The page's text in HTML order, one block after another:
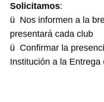
Solicitamos:
ü Nos informen a la
presentará cada club
ü Confirmar la
Institución a la Entrega